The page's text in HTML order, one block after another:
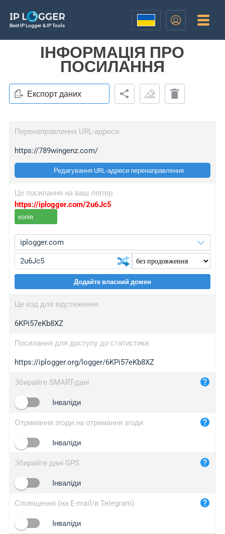
Best IP Logger & IP Tools
ІНФОРМАЦІЯ ПРО
ПОСИЛАННЯ
Експорт даних
Перенаправлення URL-адреси
https://789wingenz.com/
Редагування URL-адреси перенаправлення
Це посилання на ваш логгер
https://iplogger.com/2u6Jc5
копія
wl.gl
ed.tc
iplogger.com
maper.info
2no.co
yip.su
iplogger.info
Додайте власний домен
Це код для відстеження
6KPi57eKb8XZ
Посилання для доступу до статистики
https://iplogger.org/logger/6KPi57eKb8XZ
Збирайте SMART-дані
Інваліди
Отримання згоди на отримання згоди
Інваліди
Збирайте дані GPS
Інваліди
Сповіщення (на E-mail/в Telegram)
Інваліди